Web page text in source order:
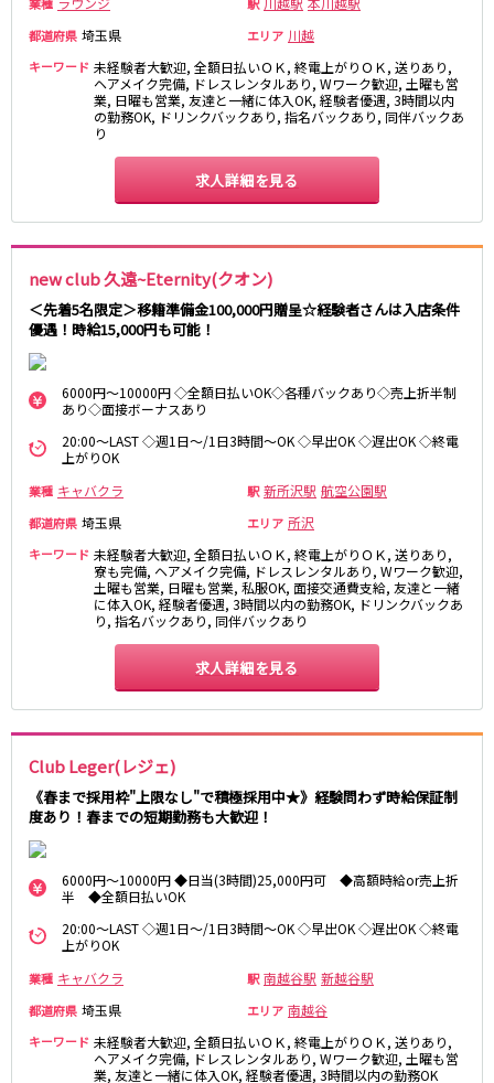
都道府県 埼玉県 エリア 川越
キーワード 未経験者大歓迎, 全額日払いＯＫ, 終電上がりＯＫ, 送りあり,
ヘアメイク完備, ドレスレンタルあり, Wワーク歓迎, 土曜も営
業, 日曜も営業, 友達と一緒に体入OK, 経験者優遇, 3時間以内
の勤務OK, ドリンクバックあり, 指名バックあり, 同伴バックあ
り
求人詳細を見る
new club 久遠~Eternity(クオン)
＜先着5名限定＞移籍準備金100,000円贈呈☆経験者さんは入店条件
優遇！時給15,000円も可能！
6000円～10000円 ◇全額日払いOK◇各種バックあり◇売上折半制
あり◇面接ボーナスあり
20:00～LAST ◇週1日～/1日3時間～OK ◇早出OK ◇遅出OK ◇終電
上がりOK
業種 キャバクラ 駅 新所沢駅 航空公園駅
都道府県 埼玉県 エリア 所沢
キーワード 未経験者大歓迎, 全額日払いＯＫ, 終電上がりＯＫ, 送りあり,
寮も完備, ヘアメイク完備, ドレスレンタルあり, Wワーク歓迎,
土曜も営業, 日曜も営業, 私服OK, 面接交通費支給, 友達と一緒
に体入OK, 経験者優遇, 3時間以内の勤務OK, ドリンクバックあ
り, 指名バックあり, 同伴バックあり
求人詳細を見る
Club Leger(レジェ)
《春まで採用枠"上限なし"で積極採用中★》経験問わず時給保証制
度あり！春までの短期勤務も大歓迎！
6000円～10000円 ◆日当(3時間)25,000円可 ◆高額時給or売上折
半 ◆全額日払いOK
20:00～LAST ◇週1日～/1日3時間～OK ◇早出OK ◇遅出OK ◇終電
上がりOK
業種 キャバクラ 駅 南越谷駅 新越谷駅
都道府県 埼玉県 エリア 南越谷
キーワード 未経験者大歓迎, 全額日払いＯＫ, 終電上がりＯＫ, 送りあり,
ヘアメイク完備, ドレスレンタルあり, Wワーク歓迎, 土曜も営
業, 友達と一緒に体入OK, 経験者優遇, 3時間以内の勤務OK
湯島駅
綾瀬駅
町屋駅
西日暮里駅
表参道駅
乃木坂駅
都営新宿線
本八幡駅
住吉駅
岩本町駅
小川町駅
森下駅
瑞江駅
一之江駅
船堀駅
菊川駅
つくばエクスプレス
つくば駅
研究学園駅
浅草駅
三郷中央駅
八潮駅
東急大井町線
二子玉川駅
旗の台駅
京急本線
横浜駅
京急蒲田駅
横須賀中央駅
品川駅
汐入駅
上大岡駅
平和島駅
吉祥寺駅
渋谷駅
下北沢駅
井の頭公園駅
池ノ上駅
八王子駅 東飯能駅